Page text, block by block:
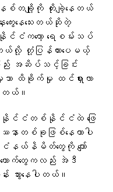
နစ်တချို့ကို တိုးချဲ့နေတယ်
းနေသေးတယ်ဆိုတဲ့
ငံကတော့ ရေစမ်းသပ်
ယ်လို့ တုံ့ပြန်ထားပေမယ့်
ည်း အဆိပ်သင့်ခြင်း
မှသာ ထိခိုက်မှု ထင်ရှားလာ
တယ်။
ာ နိုင်ငံတစ်နိုင်ငံထဲ ဖြေ
နာတစ်ခုဖြစ်နေတာပါ
ငံနယ်နိမိတ်တွေကို ကျော်
ာက်တွေကလည်း အဲဒီ
သွားနေပါတယ်။